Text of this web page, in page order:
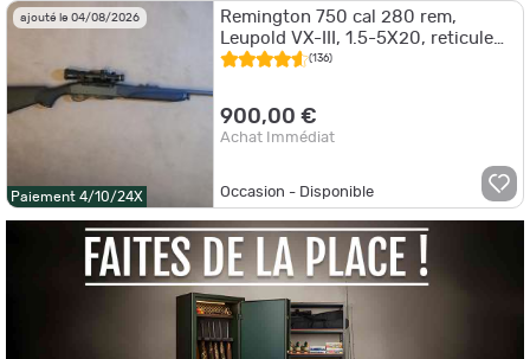
ajouté le 04/08/2026
Paiement 4/10/24X
Remington 750 cal 280 rem,
Leupold VX-III, 1.5-5X20, reticule
mildot
(136)
900,00 €
Achat Immédiat
Occasion - Disponible